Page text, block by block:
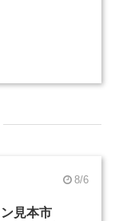
8/6
見本市